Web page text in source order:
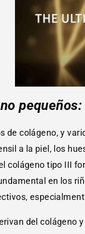
de colágeno, y
a la piel, los
colágeno tipo III
en los
del colágeno